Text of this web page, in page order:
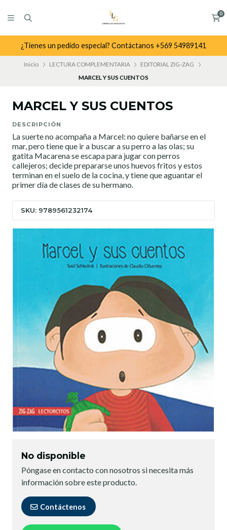
0
¿Tienes un pedido especial? Contáctanos +569 54989141
Inicio LECTURA COMPLEMENTARIA
EDITORIAL ZIG-ZAG
MARCEL Y SUS CUENTOS
MARCEL Y SUS CUENTOS
DESCRIPCIÓN
La suerte no acompaña a Marcel: no quiere bañarse en el
mar, pero tiene que ir a buscar a su perro a las olas; su
gatita Macarena se escapa para jugar con perros
callejeros; decide prepararse unos huevos fritos y estos
terminan en el suelo de la cocina, y tiene que aguantar el
primer día de clases de su hermano.
SKU: 9789561232174
No disponible
Póngase en contacto con nosotros si necesita más
información sobre este producto.
Contáctenos